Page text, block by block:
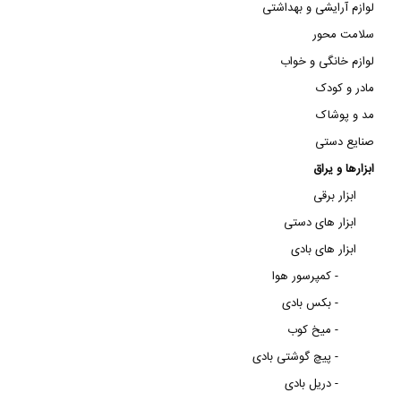
لوازم آرایشی و بهداشتی
سلامت محور
لوازم خانگی و خواب
مادر و کودک
مد و پوشاک
صنایع دستی
ابزارها و یراق
ابزار برقی
ابزار های دستی
ابزار های بادی
کمپرسور هوا -
بکس بادی -
میخ کوب -
پیچ گوشتی بادی -
دریل بادی -